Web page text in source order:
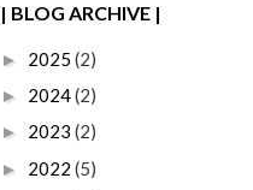
| BLOG ARCHIVE |
► 2025 (2)
► 2024(2)
► 2023 (2)
► 2022 (5)